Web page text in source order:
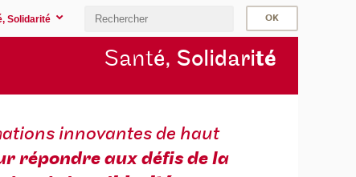
Solidarité
Santé, Solidarité
ations innovantes de haut
répondre aux défis de la